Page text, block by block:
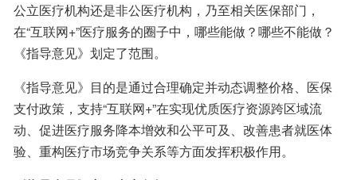
公立医疗机构还是非公医疗机构，乃至相关医保部门，
在“互联网+”医疗服务的圈子中，哪些能做？哪些不能做？
《指导意见》划定了范围。
《指导意见》目的是通过合理确定并动态调整价格、医保
支付政策，支持“互联网+”在实现优质医疗资源跨区域流
动、促进医疗服务降本增效和公平可及、改善患者就医体
验、重构医疗市场竞争关系等方面发挥积极作用。